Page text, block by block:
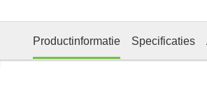
Productinformatie Specificaties